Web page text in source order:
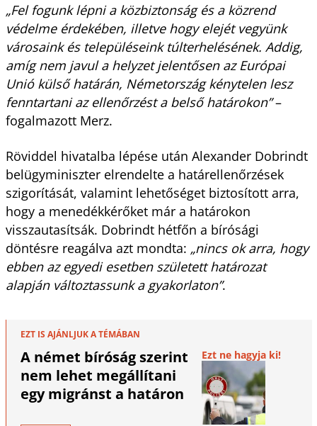
„Fel fogunk lépni a közbiztonság és a közrend
védelme érdekében, illetve hogy elejét vegyünk
városaink és településeink túlterhelésének. Addig,
amíg nem javul a helyzet jelentősen az Európai
Unió külső határán, Németország kénytelen lesz
fenntartani az ellenőrzést a belső határokon”–
fogalmazott Merz.
Röviddel hivatalba lépése után Alexander Dobrindt
belügyminiszter elrendelte a határellenőrzések
szigorítását, valamint lehetőséget biztosított arra,
hogy a menedékkérőket már a határokon
visszautasítsák. Dobrindt hétfőn a bírósági
döntésre reagálva azt mondta: „nincs ok arra, hogy
ebben az egyedi esetben született határozat
alapján változtassunk a gyakorlaton”.
EZT IS AJÁNLJUK A TÉMÁBAN
A német bíróság szerint
nem lehet megállítani
egy migránst a határon
Ezt ne hagyja ki!